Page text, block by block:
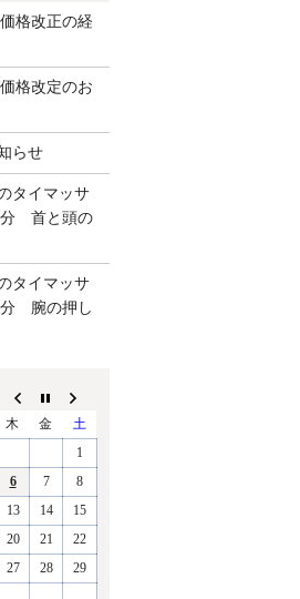
格改正の経
格改定のお
らせ
タイマッサ
分 首と頭の
タイマッサ
分 腕の押し
木 金
土
1
6 7
8
13 14
15
20 21
22
27 28
29